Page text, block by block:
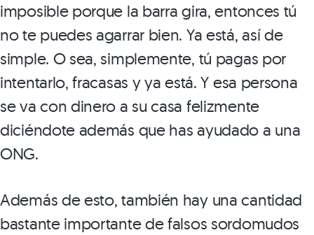
imposible porque la barra gira, entonces tú
no te puedes agarrar bien. Ya está, así de
simple. O sea, simplemente, tú pagas por
intentarlo, fracasas y ya está. Y esa persona
se va con dinero a su casa felizmente
diciéndote además que has ayudado a una
ONG.
Además de esto, también hay una cantidad
bastante importante de falsos sordomudos